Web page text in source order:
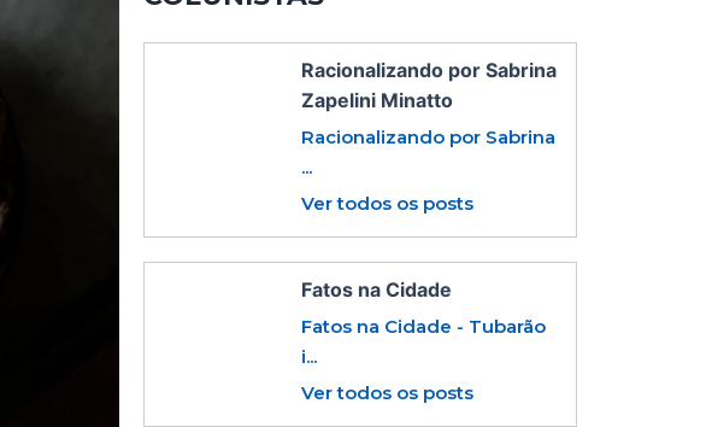
Racionalizando por Sabrina
Zapelini Minatto
Racionalizando por Sabrina
...
Ver todos os posts
Fatos na Cidade
Fatos na Cidade - Tubarão
i...
Ver todos os posts